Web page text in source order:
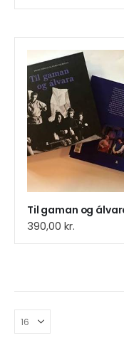
390,00 kr.